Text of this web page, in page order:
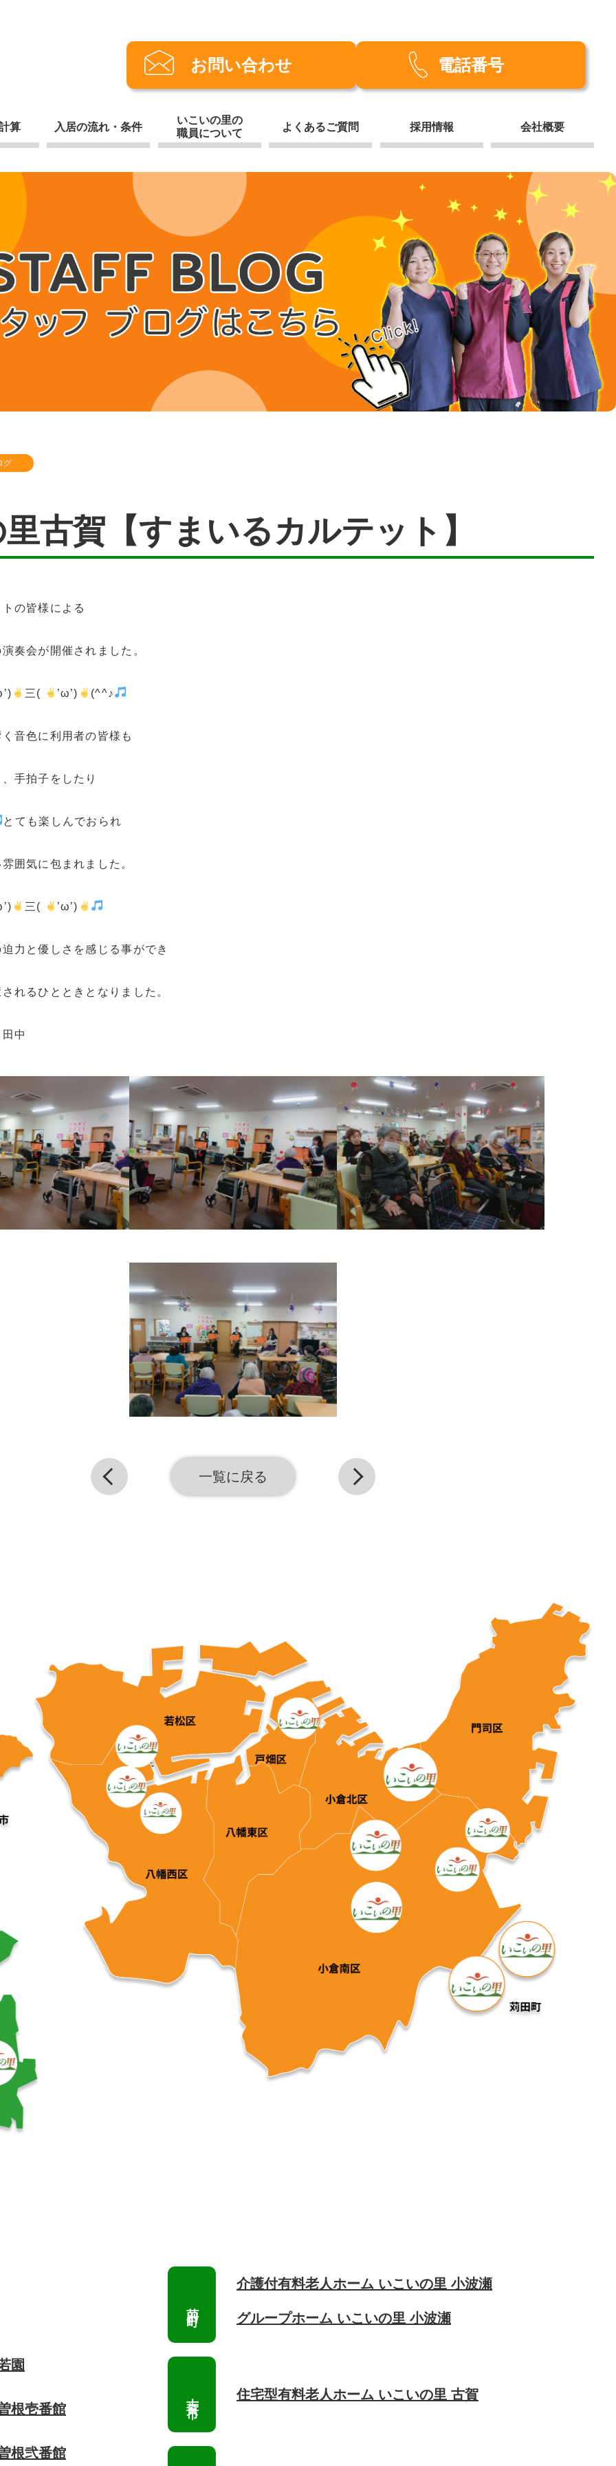
お問い合わせ 電話番号
算 入居の流れ・条件
いこいの里の
職員について
よくあるご質問 採用情報 会社概要
グ
古賀【すまいるカルテット】
の皆様による
奏会が開催されました。
三( ’ω’) (^^♪
音色に利用者の皆様も
手拍子をしたり
とても楽しんでおられ
囲気に包まれました。
三( ’ω’)
力と優しさを感じる事ができ
れるひとときとなりました。
中
一覧に戻る
園
根壱番館
根弐番館
介護付有料老人ホーム いこいの里 小波瀬
グループホーム いこいの里 小波瀬
住宅型有料老人ホーム いこいの里 古賀